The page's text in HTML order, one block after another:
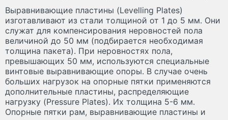
Выравнивающие пластины (Levelling Plates)
изготавливают из стали толщиной от 1 до 5 мм. Они
служат для компенсирования неровностей пола
величиной до 50 мм (подбирается необходимая
толщина пакета). При неровностях пола,
превышающих 50 мм, используются специальные
винтовые выравнивающие опоры. В случае очень
больших нагрузок на опорные пятки применяются
дополнительные пластины, распределяющие
нагрузку (Pressure Plates). Их толщина 5-6 мм.
Опорные пятки рам, выравнивающие пластины и